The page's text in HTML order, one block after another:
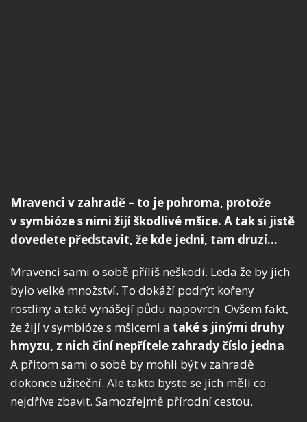
Mravenci v zahradě – to je pohroma, protože
v symbióze s nimi žijí škodlivé mšice. A tak si jistě
dovedete představit, že kde jedni, tam druzí…
Mravenci sami o sobě příliš neškodí. Leda že by jich
bylo velké množství. To dokáží podrýt kořeny
rostliny a také vynášejí půdu napovrch. Ovšem fakt,
že žijí v symbióze s mšicemi a také s jinými druhy
hmyzu, z nich činí nepřítele zahrady číslo jedna.
A přitom sami o sobě by mohli být v zahradě
dokonce užiteční. Ale takto byste se jich měli co
nejdříve zbavit. Samozřejmě přírodní cestou.